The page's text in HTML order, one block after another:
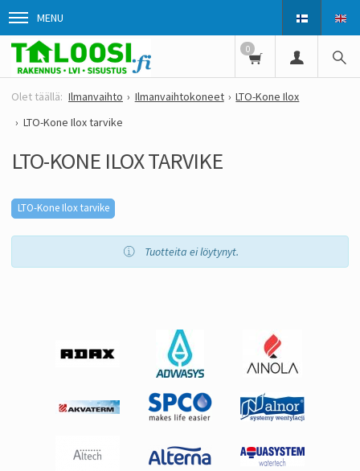
MENU
0
Ilmanvaihto Ilmanvaihtokoneet
LTO-Kone Ilox
LTO-Kone Ilox tarvike
LTO-KONE ILOX TARVIKE
LTO-Kone Ilox tarvike
Tuotteita ei löytynyt.